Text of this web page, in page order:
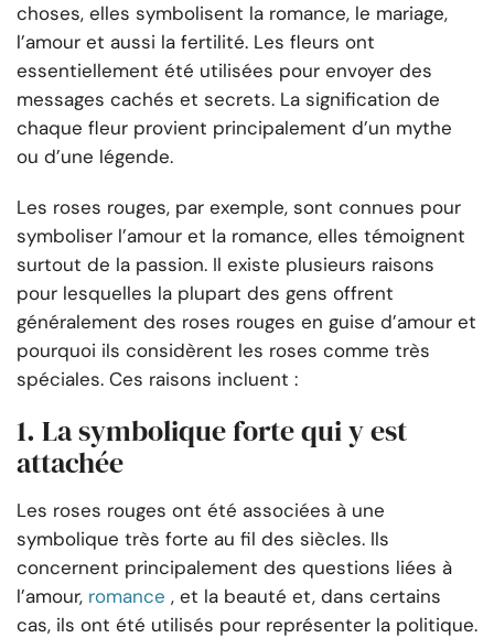
choses, elles symbolisent la romance, le mariage,
l’amour et aussi la fertilité. Les fleurs ont
essentiellement été utilisées pour envoyer des
messages cachés et secrets. La signification de
chaque fleur provient principalement d’un mythe
ou d’une légende.
Les roses rouges, par exemple, sont connues pour
symboliser l’amour et la romance, elles témoignent
surtout de la passion. Il existe plusieurs raisons
pour lesquelles la plupart des gens offrent
généralement des roses rouges en guise d’amour et
pourquoi ils considèrent les roses comme très
spéciales. Ces raisons incluent :
1. La symbolique forte qui y est
attachée
Les roses rouges ont été associées à une
symbolique très forte au fil des siècles. Ils
concernent principalement des questions liées à
l’amour, romance , et la beauté et, dans certains
cas, ils ont été utilisés pour représenter la politique.